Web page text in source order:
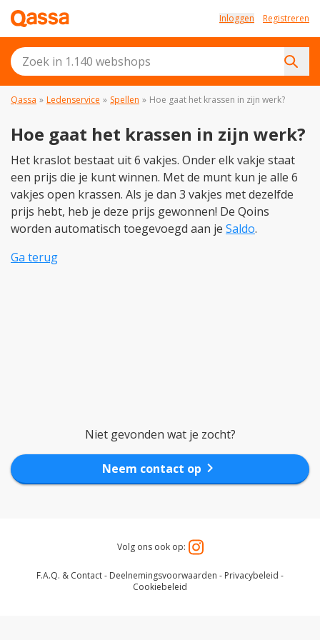
Inloggen Registreren
Qassa » Ledenservice » Spellen » Hoe gaat het krassen in zijn werk?
Hoe gaat het krassen in zijn werk?
Het kraslot bestaat uit 6 vakjes. Onder elk vakje staat
een prijs die je kunt winnen. Met de munt kun je alle 6
vakjes open krassen. Als je dan 3 vakjes met dezelfde
prijs hebt, heb je deze prijs gewonnen! De Qoins
worden automatisch toegevoegd aan je Saldo.
Ga terug
Niet gevonden wat je zocht?
Neem contact op chevron_right
Volg ons ook op:
F.A.Q. & Contact- Deelnemingsvoorwaarden - Privacybeleid -
Cookiebeleid